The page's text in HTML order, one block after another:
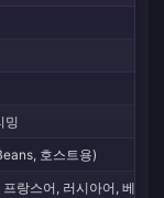
밍
호스트용)
랑스어, 러시아어, 베트